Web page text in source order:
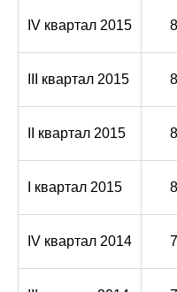
IV квартал 2015
III квартал 2015
II квартал 2015
I квартал 2015
IV квартал 2014